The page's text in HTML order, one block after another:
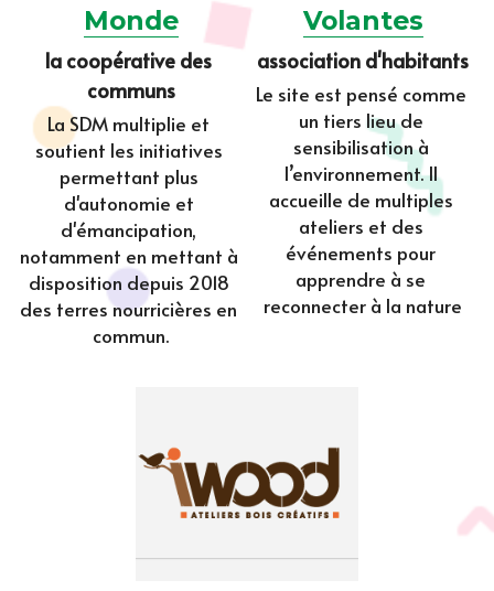
Monde
la coopérative des
communs
La SDM multiplie et
soutient les initiatives
permettant plus
d'autonomie et
d'émancipation,
notamment en mettant à
disposition depuis 2018
des terres nourricières en
commun.
Volantes
association d'habitants
Le site est pensé comme
un tiers lieu de
sensibilisation à
l’environnement. Il
accueille de multiples
ateliers et des
événements pour
apprendre à se
reconnecter à la nature